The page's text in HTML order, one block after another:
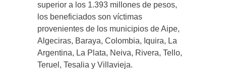
superior a los 1.393 millones de pesos,
los beneficiados son víctimas
provenientes de los municipios de Aipe,
Algeciras, Baraya, Colombia, Iquira, La
Argentina, La Plata, Neiva, Rivera, Tello,
Teruel, Tesalia y Villavieja.